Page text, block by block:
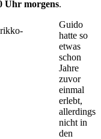
Uhr morgens.
Guido
hatte so
etwas
schon
Jahre
zuvor
einmal
erlebt,
allerdings
nicht in
den